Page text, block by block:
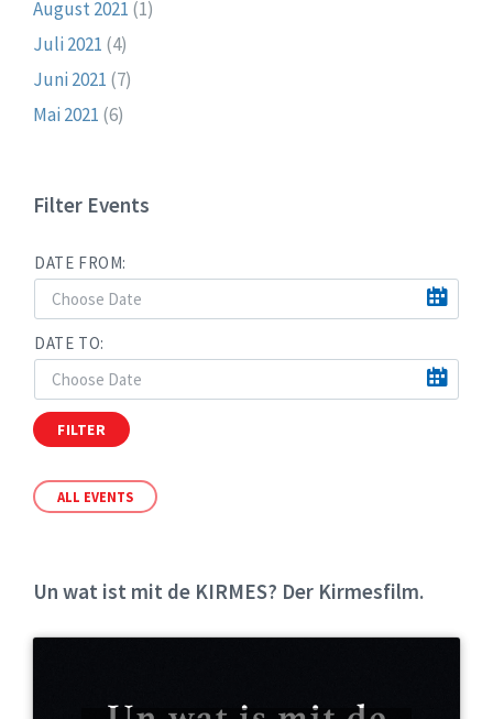
August 2021 (1)
Juli 2021 (4)
Juni 2021 (7)
Mai 2021 (6)
Filter Events
DATE FROM:
DATE TO:
FILTER
ALL EVENTS
Un wat ist mit de KIRMES? Der Kirmesfilm.